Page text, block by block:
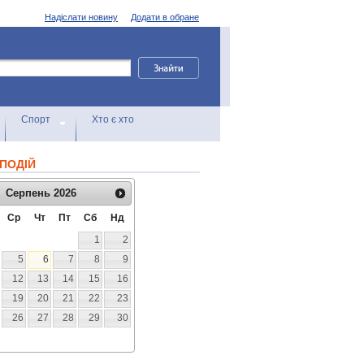
Додати в обране
Надіслати новину
Спорт Хто є хто
Серпень 2026
Ср Чт Пт Сб
Нд
1
2
5 6 7 8
9
12 13 14 15
16
19 20 21 22
23
26 27 28 29
30